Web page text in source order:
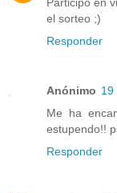
el sorteo ;)
Responder
Anónimo 19
Me ha
estupendo!!
Responder